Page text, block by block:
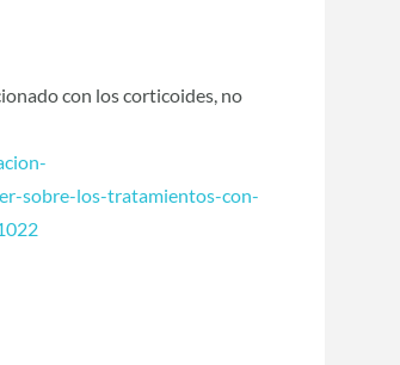
con los corticoides, no
sobre-los-tratamientos-con-